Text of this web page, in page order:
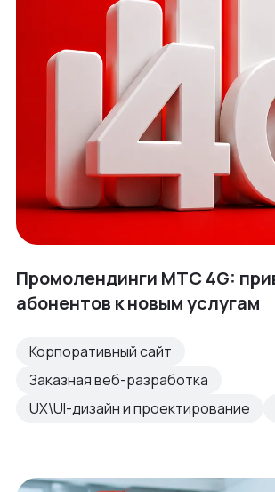
Промолендинги МТС 4G:
абонентов к новым услугам
Корпоративный сайт
Заказная веб-разработка
UX\UI-дизайн и проектирование